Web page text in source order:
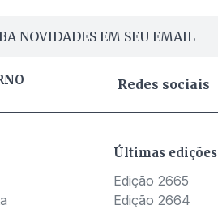
NOVIDADES EM SEU EMAIL
Redes sociais
Últimas edições
Edição 2665
Edição 2664